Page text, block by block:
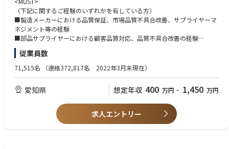
・プロジェクトのリーダーから組織長や総括へのステップアップ
・初期配属の部署の仕事にとどまらず、様々な職務を経験いただいて専門
性の更なる深化や総合的なスキル習得のジョブローテーションとキャリア
パスが可能
・プログラムマネージャーや経営層へのキャリアパスが可能
・海外出向が可能
Panasonic Automotive Systemsでのジョブローテーションを実施
②顧客SE
◆担当業務と役割
●ソフトウェア開発の顧客SEとして、担当する商品開発プロジェクトにお
ける以下の役割を担当
・顧客要求の窓口（顧客要求を正しく理解する）
・顧客と開発チームの橋渡し（曖昧な要求を整理して要件化し開発メンバ
・要件確立の責任者（顧客との仕様・日程・優先順位を調整する）
・顧客との信頼関係構築の中心人物（プロジェクト成功に向けて顧客との
関係を維持・強化する）
◆具体的な仕事内容
● 顧客要求の把握・要件化
・顧客要求仕様の確認、調整、交渉
・品質指標を使って、品質管理ができる
・リスク管理及び課題管理ができる
各国の航空当局も航空機や離着陸場、運航に関する認証基準、ルール整備
に本腰を入れています。
今後社会的ニーズが高まる空のモビリティ事業を世界に先駆けて実現す
るために、Joby社との開発・生産協業、事業企画を推進することができる
【詳細】
<航空機部品サプライヤー 品質保証>
・Joby社向け航空機部品の生産事業における顧客対応、市場不具合発生時
の初動対応/再発防止の推進
ミュニケーション
・顧客監査、JISQ9100認証審査の対応事務局
（下記に関するご経験のいずれかを有している方）
■製造メーカーにおける品質保証、市場品質不具合改善、サプライヤーマ
ネジメント等の経験
■部品サプライヤーにおける顧客品質対応、品質不具合改善の経験
■製造業におけるQMS構築または管理の経験
【必須要件】
<WANT＞
■航空機製造事業、航空機整備事業分野での品質管理業務の経験
■ISO9001/IATF16949/JISQ9100の取扱い経験があり、内部監査の対応が
従業員数
71,515名 （連結372,817名 2022年3月末現在）
愛知県 想定年収 400 万円 ~ 1,450 万円
求人エントリー